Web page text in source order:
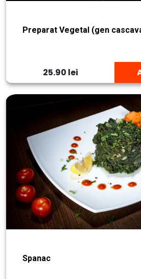
Preparat Vegetal (gen
25.90 lei
Spanac